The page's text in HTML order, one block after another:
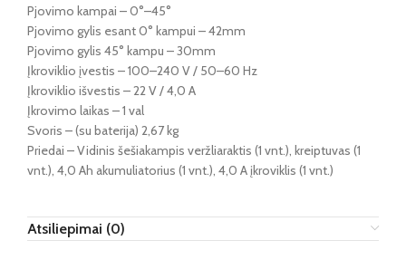
Pjovimo kampai – 0°–45°
Pjovimo gylis esant 0° kampui – 42mm
Pjovimo gylis 45° kampu – 30mm
Įkroviklio įvestis – 100–240 V / 50–60 Hz
Įkroviklio išvestis – 22 V / 4,0 A
Įkrovimo laikas – 1 val
Svoris – (su baterija) 2,67 kg
Priedai – Vidinis šešiakampis veržliaraktis (1 vnt.), kreiptuvas (1
vnt.), 4,0 Ah akumuliatorius (1 vnt.), 4,0 A įkroviklis (1 vnt.)
Atsiliepimai (0)